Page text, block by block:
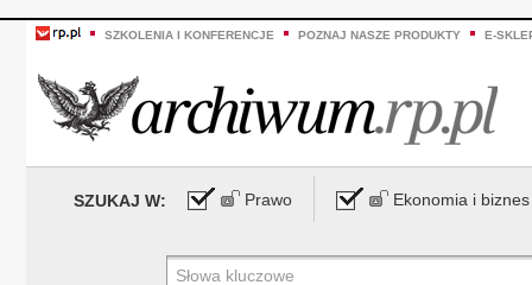
SZKOLENIA I KONFERENCJE POZNAJ NASZE PRODUKTY E-
SZUKAJ W: Prawo Ekonomia i biznes